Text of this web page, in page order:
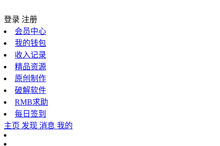
登录 注册
会员中心
我的钱包
收入记录
精品资源
原创制作
破解软件
RMB求助
每日签到
主页 发现 消息 我的